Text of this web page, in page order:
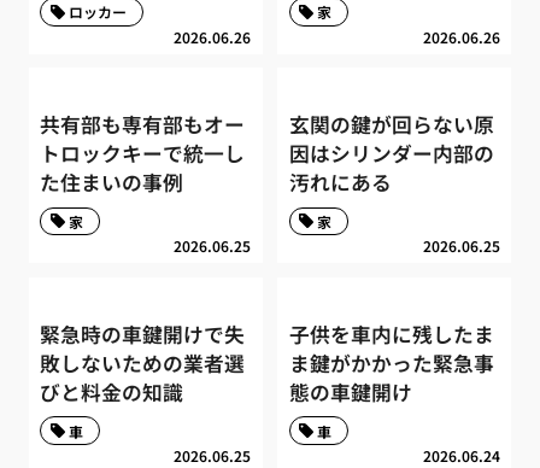
2026.06.26
ロッカー
2026.06.26
家
共有部も専有部もオー
トロックキーで統一し
た住まいの事例
2026.06.25
家
玄関の鍵が回らない原
因はシリンダー内部の
汚れにある
2026.06.25
家
緊急時の車鍵開けで失
敗しないための業者選
びと料金の知識
2026.06.25
車
子供を車内に残したま
ま鍵がかかった緊急事
態の車鍵開け
2026.06.24
車